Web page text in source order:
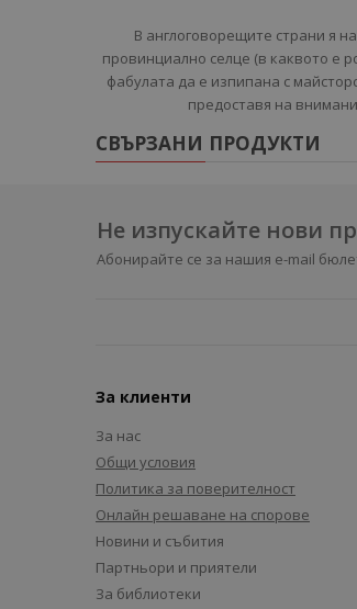
В англоговорещите страни я
провинциално селце (в каквото е
фабулата да е изпипана с
предоставя на
СВЪРЗАНИ ПРОДУКТИ
Не изпускайте нови
Абонирайте се за нашия e-mail
За клиенти
За нас
Общи условия
Политика за поверителност
Онлайн решаване на спорове
Новини и събития
Партньори и приятели
За библиотеки